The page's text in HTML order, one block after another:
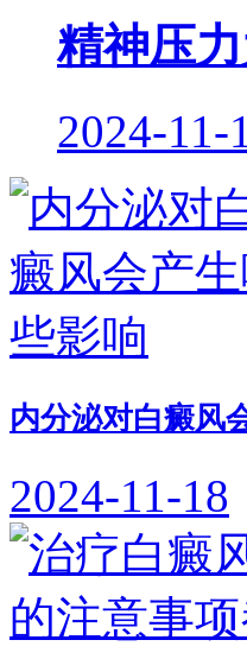
精神压
2024-11-
内分泌对白癜风
2024-11-18